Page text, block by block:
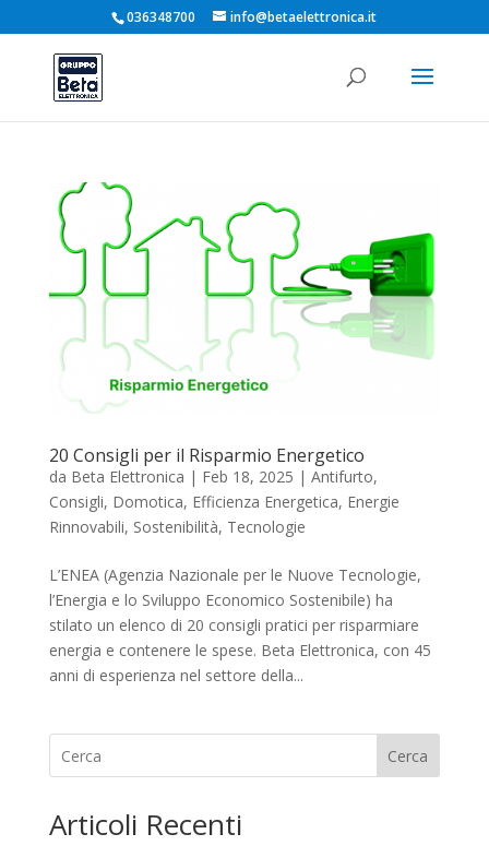
036348700 info@betaelettronica.it
20 Consigli per il Risparmio Energetico
da Beta Elettronica | Feb 18, 2025 | Antifurto,
Consigli, Domotica, Efficienza Energetica, Energie
Rinnovabili, Sostenibilità, Tecnologie
L’ENEA (Agenzia Nazionale per le Nuove Tecnologie,
l’Energia e lo Sviluppo Economico Sostenibile) ha
stilato un elenco di 20 consigli pratici per risparmiare
energia e contenere le spese. Beta Elettronica, con 45
anni di esperienza nel settore della...
Cerca
Articoli Recenti